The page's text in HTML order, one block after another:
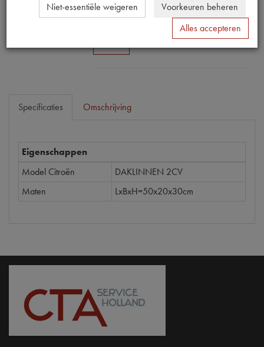
Uw prijs
€17,74 excl. btw
Specificaties Omschrijving
Eigenschappen
Model Citroën
DAKLINNEN 2CV
Maten
LxBxH=50x20x30cm
Niet-essentiële weigeren
Voorkeuren beheren
Alles accepteren